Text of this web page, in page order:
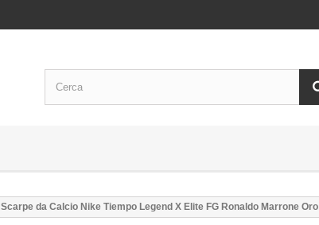
Scarpe da Calcio Nike Tiempo Legend X Elite FG Ronaldo Marrone Oro